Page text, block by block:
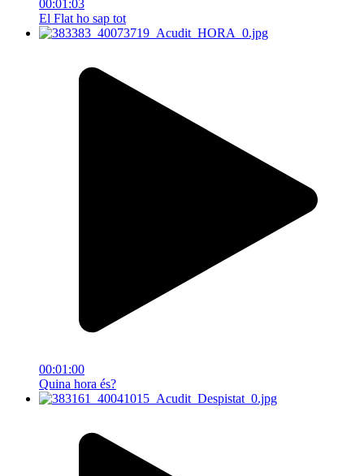
00:01:03
El Flat ho sap tot
00:01:00
Quina hora és?